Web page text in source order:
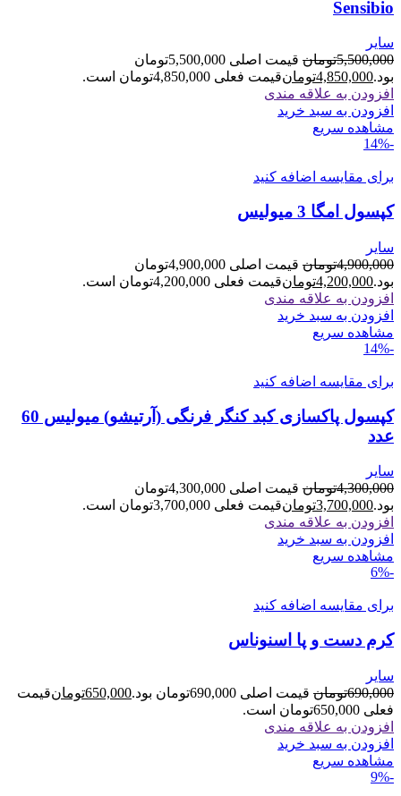
Sensibio
سایر
5,500,000تومان
قیمت اصلی 5,500,000تومان
بود.4,850,000تومانقیمت فعلی 4,850,000تومان است.
افزودن به علاقه مندی
افزودن به سبد خرید
مشاهده سریع
-14%
برای مقایسه اضافه کنید
کپسول امگا 3 میولیس
سایر
4,900,000تومان
قیمت اصلی 4,900,000تومان
بود.4,200,000تومانقیمت فعلی 4,200,000تومان است.
افزودن به علاقه مندی
افزودن به سبد خرید
مشاهده سریع
-14%
برای مقایسه اضافه کنید
کپسول پاکسازی کبد کنگر فرنگی (آرتیشو) میولیس 60
عدد
سایر
4,300,000تومان
قیمت اصلی 4,300,000تومان
بود.3,700,000تومانقیمت فعلی 3,700,000تومان است.
افزودن به علاقه مندی
افزودن به سبد خرید
مشاهده سریع
-6%
برای مقایسه اضافه کنید
کرم دست و پا اسنوناس
سایر
690,000تومان قیمت اصلی 690,000تومان بود. 650,000تومانقیمت
فعلی 650,000تومان است.
افزودن به علاقه مندی
افزودن به سبد خرید
مشاهده سریع
-9%